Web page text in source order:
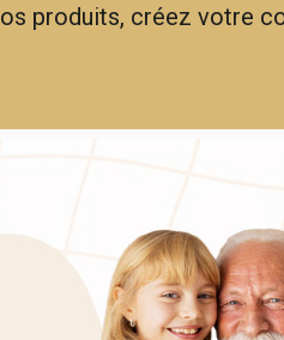
produits, créez votre